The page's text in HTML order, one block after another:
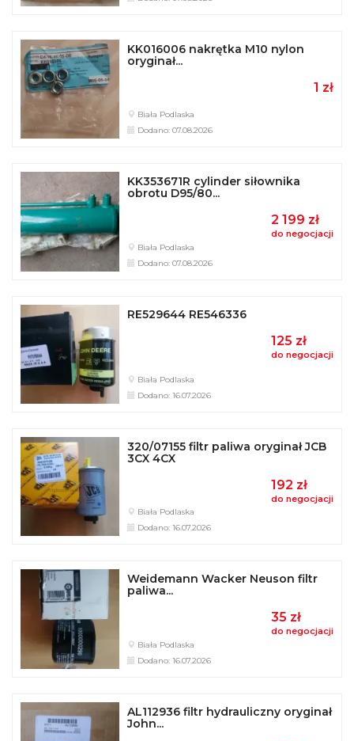
KK016006 nakrętka M10 nylon
oryginał...
1 zł
Biała Podlaska
Dodano: 07.08.2026
KK353671R cylinder siłownika
obrotu D95/80...
2 199 zł
do negocjacji
Biała Podlaska
Dodano: 07.08.2026
RE529644 RE546336
125 zł
do negocjacji
Biała Podlaska
Dodano: 16.07.2026
320/07155 filtr paliwa oryginał JCB
3CX 4CX
192 zł
do negocjacji
Biała Podlaska
Dodano: 16.07.2026
Weidemann Wacker Neuson filtr
paliwa...
35 zł
do negocjacji
Biała Podlaska
Dodano: 16.07.2026
AL112936 filtr hydrauliczny oryginał
John...